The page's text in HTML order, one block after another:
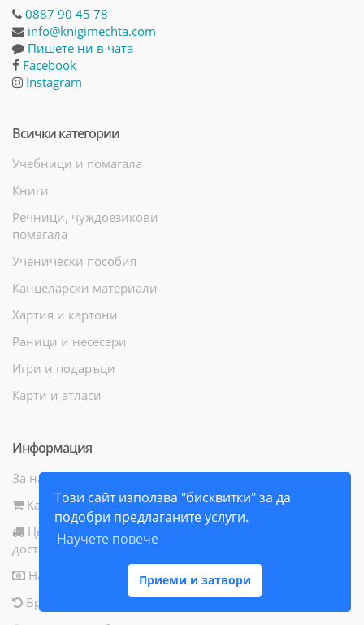
Този сайт използва "бисквитки" за да
подобри предлаганите услуги.
Научете повече
Приеми и затвори
0887 90 45 78
info@knigimechta.com
Пишете ни в чата
Facebook
Instagram
Всички категории
Учебници и помагала
Книги
Речници, чуждоезикови
помагала
Ученически пособия
Канцеларски материали
Хартия и картони
Раници и несесери
Игри и подаръци
Карти и атласи
Информация
За нас
Как да поръчам
Цени и начини за
доставка
Начини за плащане
Връщане на продукт